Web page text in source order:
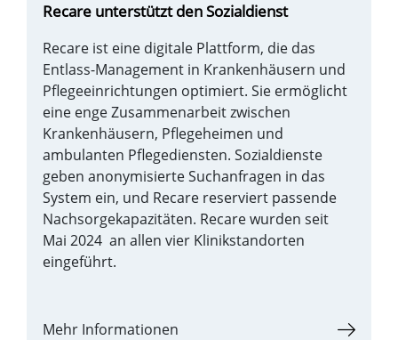
Recare unterstützt den Sozialdienst
Recare ist eine digitale Plattform, die das
Entlass-Management in Krankenhäusern und
Pflegeeinrichtungen optimiert. Sie ermöglicht
eine enge Zusammenarbeit zwischen
Krankenhäusern, Pflegeheimen und
ambulanten Pflegediensten. Sozialdienste
geben anonymisierte Suchanfragen in das
System ein, und Recare reserviert passende
Nachsorgekapazitäten. Recare wurden seit
Mai 2024 an allen vier Klinikstandorten
eingeführt.
Mehr Informationen